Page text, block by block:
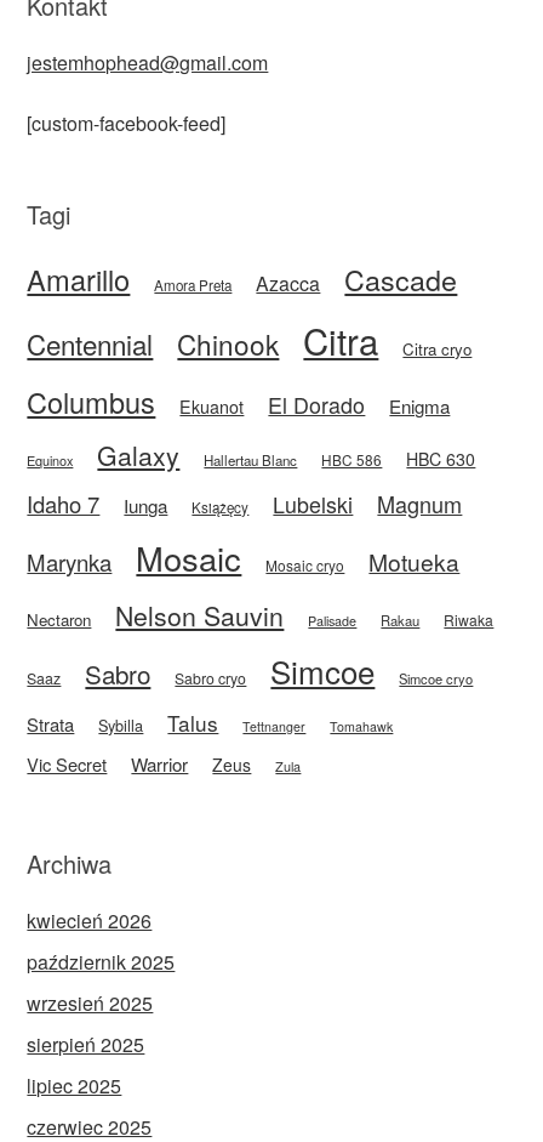
jestemhophead@gmail.com
[custom-facebook-feed]
Tagi
Amarillo Amora Preta Azacca Cascade
Centennial Chinook Citra Citra cryo
Columbus Ekuanot El Dorado Enigma
Equinox Galaxy Hallertau Blanc HBC 586 HBC 630
Idaho 7 Iunga Książęcy Lubelski
Magnum
Marynka
Mosaic Mosaic cryo Motueka
Nectaron Nelson Sauvin Palisade Rakau Riwaka
Saaz Sabro Sabro cryo Simcoe Simcoe cryo
Strata Sybilla Talus Tettnanger Tomahawk
Vic Secret Warrior Zeus Zula
Archiwa
kwiecień 2026
październik 2025
wrzesień 2025
sierpień 2025
lipiec 2025
czerwiec 2025